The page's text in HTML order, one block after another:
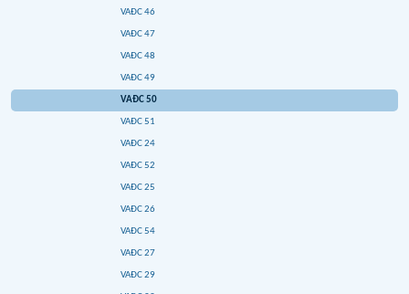
VAĐC 46
VAĐC 47
VAĐC 48
VAĐC 49
VAĐC 50
VAĐC 51
VAĐC 24
VAĐC 52
VAĐC 25
VAĐC 26
VAĐC 54
VAĐC 27
VAĐC 29